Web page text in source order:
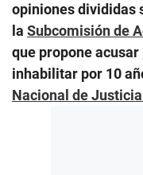
opiniones divididas
la Subcomisión de
que propone
inhabilitar por 10
Nacional de